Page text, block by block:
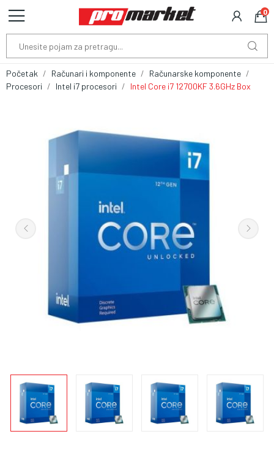
0
Početak Računari i komponente
Računarske komponente
Procesori
Intel i7 procesori Intel Core i7 12700KF 3.6GHz Box